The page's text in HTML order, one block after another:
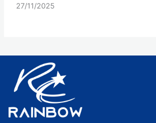
27/11/2025